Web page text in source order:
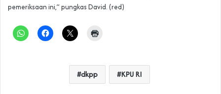
pemeriksaan ini,” pungkas David. (red)
dkpp KPU RI